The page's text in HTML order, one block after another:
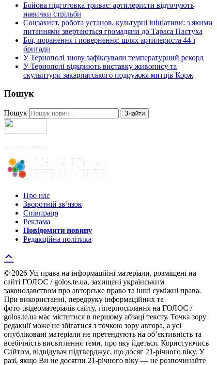
Бойова підготовка триває: артилеристи відточують
навички стрільби
Соцзахист, робота установ, культурні ініціативи: з якими
питаннями звертаються громадяни до Тараса Пастуха
Бої, поранення і повернення: шлях артилериста 44-ї
бригади
У Тернополі знову зафіксували температурний рекорд
У Тернополі відкриють виставку живопису та
скульптури закарпатського подружжя митців Корж
Пошук
Пошук Знайти
Про нас
Зворотній зв’язок
Співпраця
Реклама
Повідомити новину
Редакційна політика
© 2026 Усі права на інформаційні матеріали, розміщені на
сайті ГОЛОС / golos.te.ua, захищені українським
законодавством про авторське право та інші суміжні права.
При використанні, передруку інформаційних та
фото-,відеоматеріалів сайту, гіперпосилання на ГОЛОС /
golos.te.ua має міститися в першому абзаці тексту. Точка зору
редакції може не збігатися з точкою зору автора, а усі
опубліковані матеріали не претендують на об’єктивність та
всебічність висвітлення теми, про яку йдеться. Користуючись
Сайтом, відвідувач підтверджує, що досяг 21-річного віку. У
разі, якщо Ви не досягли 21-річного віку — не розпочинайте